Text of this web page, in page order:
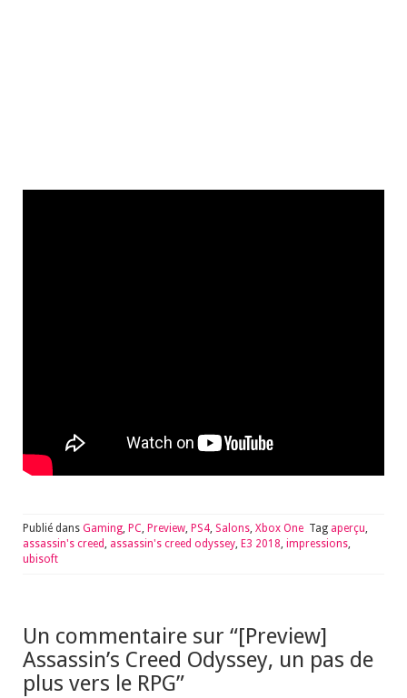
Publié dans Gaming, PC, Preview, PS4, Salons, Xbox One Tag aperçu,
assassin's creed, assassin's creed odyssey, E3 2018, impressions,
ubisoft
Un commentaire sur “[Preview]
Assassin’s Creed Odyssey, un pas de
plus vers le RPG”